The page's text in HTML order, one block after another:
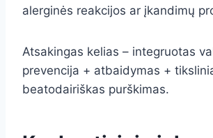
alerginės reakcijos ar įkandimų
Atsakingas kelias – integruotas
prevencija + atbaidymas +
beatodairiškas purškimas.